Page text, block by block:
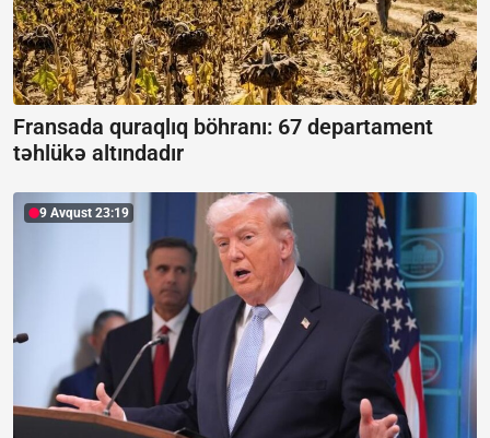
Fransada quraqlıq böhranı: 67 departament
təhlükə altındadır
9 Avqust 23:19